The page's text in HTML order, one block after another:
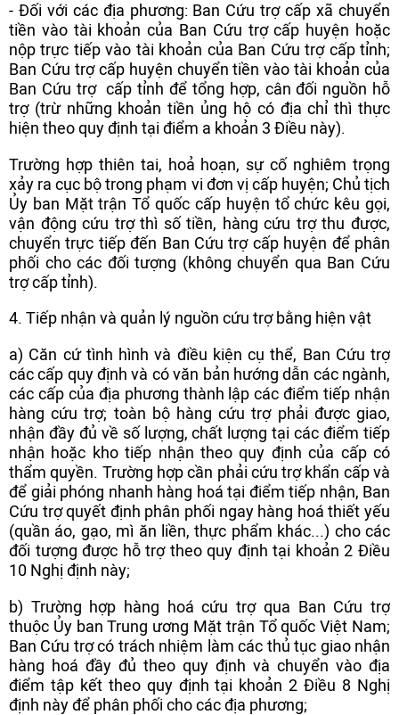
- Đối với các địa phương: Ban Cứu trợ cấp xã chuyển
tiền vào tài khoản của Ban Cứu trợ cấp huyện hoặc
nộp trực tiếp vào tài khoản của Ban Cứu trợ cấp tỉnh;
Ban Cứu trợ cấp huyện chuyển tiền vào tài khoản của
Ban Cứu trợ cấp tỉnh để tổng hợp, cân đối nguồn hỗ
trợ (trừ những khoản tiền ủng hộ có địa chỉ thì thực
hiện theo quy định tại điểm a khoản 3 Điều này).
Trường hợp thiên tai, hoả hoạn, sự cố nghiêm trọng
xảy ra cục bộ trong phạm vi đơn vị cấp huyện; Chủ tịch
Ủy ban Mặt trận Tổ quốc cấp huyện tổ chức kêu gọi,
vận động cứu trợ thì số tiền, hàng cứu trợ thu được,
chuyển trực tiếp đến Ban Cứu trợ cấp huyện để phân
phối cho các đối tượng (không chuyển qua Ban Cứu
trợ cấp tỉnh).
4. Tiếp nhận và quản lý nguồn cứu trợ bằng hiện vật
a) Căn cứ tình hình và điều kiện cụ thể, Ban Cứu trợ
các cấp quy định và có văn bản hướng dẫn các ngành,
các cấp của địa phương thành lập các điểm tiếp nhận
hàng cứu trợ; toàn bộ hàng cứu trợ phải được giao,
nhận đầy đủ về số lượng, chất lượng tại các điểm tiếp
nhận hoặc kho tiếp nhận theo quy định của cấp có
thẩm quyền. Trường hợp cần phải cứu trợ khẩn cấp và
để giải phóng nhanh hàng hoá tại điểm tiếp nhận, Ban
Cứu trợ quyết định phân phối ngay hàng hoá thiết yếu
(quần áo, gạo, mì ăn liền, thực phẩm khác...) cho các
đối tượng được hỗ trợ theo quy định tại khoản 2 Điều
10 Nghị định này;
b) Trường hợp hàng hoá cứu trợ qua Ban Cứu trợ
thuộc Ủy ban Trung ương Mặt trận Tổ quốc Việt Nam;
Ban Cứu trợ có trách nhiệm làm các thủ tục giao nhận
hàng hoá đầy đủ theo quy định và chuyển vào địa
điểm tập kết theo quy định tại khoản 2 Điều 8 Nghị
định này để phân phối cho các địa phương;